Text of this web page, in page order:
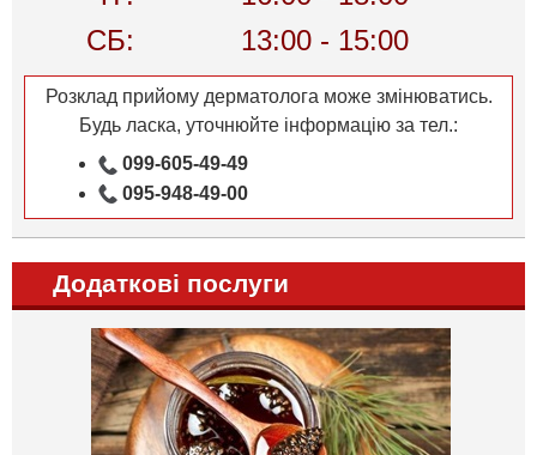
СБ:
13:00 - 15:00
Розклад прийому дерматолога може змінюватись.
Будь ласка, уточнюйте інформацію за тел.:
099-605-49-49
095-948-49-00
Додаткові послуги